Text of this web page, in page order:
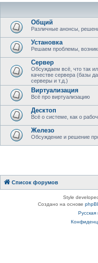
Общий
Различные анонсы,
Установка
Решаем проблемы,
Сервер
Обсуждаем всё, что так
качестве сервера (базы
серверы и т.д.)
Виртуализация
Всё про виртуализацию
Десктоп
Всё о системе, как о
Железо
Обсуждение и решение
Список форумов
Style
Создано на основе